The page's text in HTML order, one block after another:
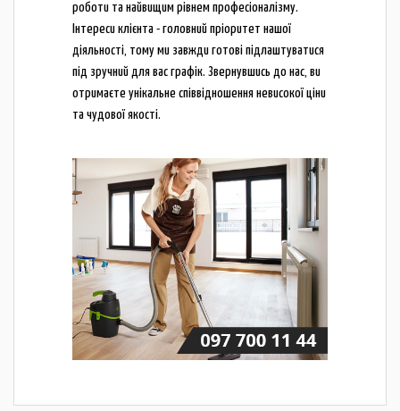
роботи та найвищим рівнем професіоналізму.
Інтереси клієнта - головний пріоритет нашої
діяльності, тому ми завжди готові підлаштуватися
під зручний для вас графік. Звернувшись до нас, ви
отримаєте унікальне співвідношення невисокої ціни
та чудової якості.